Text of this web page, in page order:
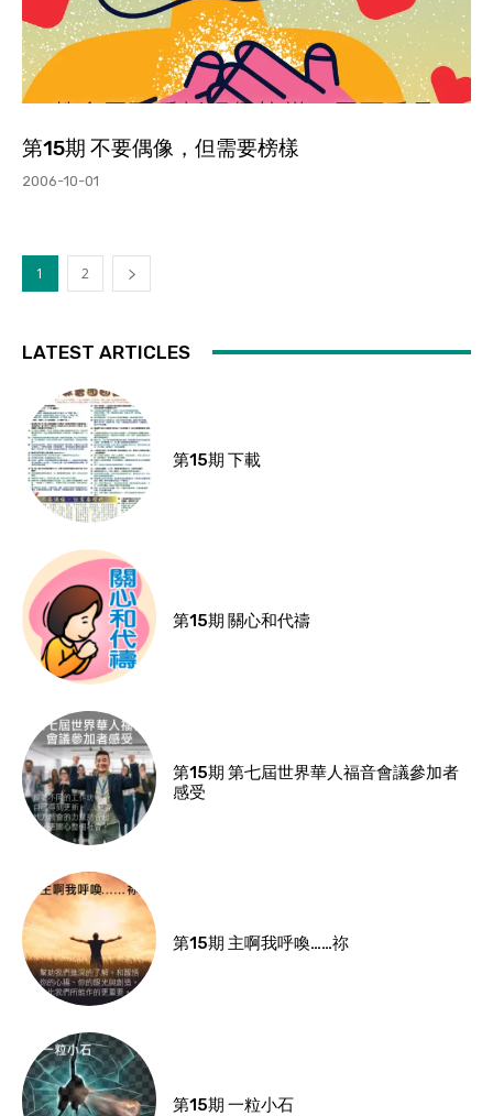
第15期 不要偶像，但需要榜樣
2006-10-01
1 2
LATEST ARTICLES
第15期 下載
第15期 關心和代禱
第15期 第七屆世界華人福音會議參加者
感受
第15期 主啊我呼喚……祢
第15期 一粒小石